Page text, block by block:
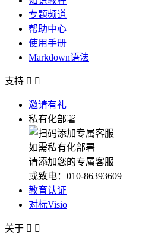
专题频道
帮助中心
使用手册
Markdown语法
支持  
邀请有礼
私有化部署
如需私有化部署
请添加您的专属客服
或致电：010-86393609
教育认证
对标Visio
关于  